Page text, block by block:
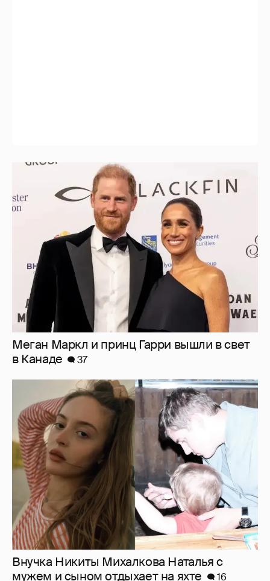
Внучка Никиты Михалкова Наталья с
мужем и сыном отдыхает на яхте
16
"Лолита". Аглая Тарасова снялась в мини-
платье с декольте и чулках
42